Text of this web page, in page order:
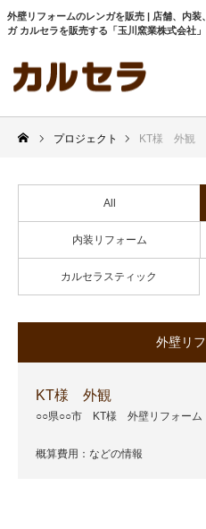
外壁リフォームのレンガを販売 | 店舗、内
ガ カルセラを販売する「玉川窯業株式会社」
プロジェクト KT様 外観
All
内装リフォーム
カルセラスティック
外壁リ
KT様 外観
○○県○○市 KT様 外壁リフォーム
概算費用：などの情報